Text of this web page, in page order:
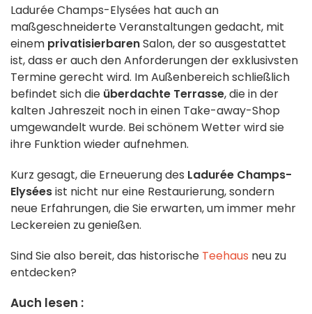
Ladurée Champs-Elysées hat auch an
maßgeschneiderte Veranstaltungen gedacht, mit
einem privatisierbarenSalon, der so ausgestattet
ist, dass er auch den Anforderungen der exklusivsten
Termine gerecht wird. Im Außenbereich schließlich
befindet sich die überdachte Terrasse, die in der
kalten Jahreszeit noch in einen Take-away-Shop
umgewandelt wurde. Bei schönem Wetter wird sie
ihre Funktion wieder aufnehmen.
Kurz gesagt, die Erneuerung des Ladurée Champs-
Elyséesist nicht nur eine Restaurierung, sondern
neue Erfahrungen, die Sie erwarten, um immer mehr
Leckereien zu genießen.
Sind Sie also bereit, das historische Teehaus neu zu
entdecken?
Auch lesen :